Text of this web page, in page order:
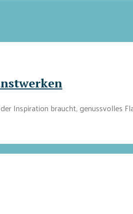
Inspiration braucht, genussvolles